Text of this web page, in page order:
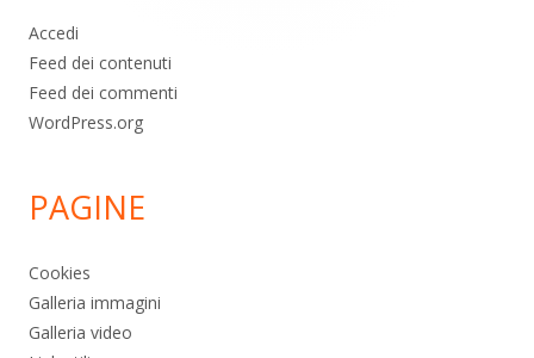
Accedi
Feed dei contenuti
Feed dei commenti
WordPress.org
PAGINE
Cookies
Galleria immagini
Galleria video